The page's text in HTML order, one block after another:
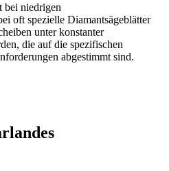
bei niedrigen
oft spezielle Diamantsägeblätter
unter konstanter
die auf die spezifischen
abgestimmt sind.